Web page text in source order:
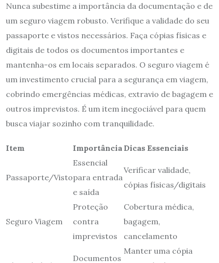
Nunca subestime a importância da documentação e de
um seguro viagem robusto. Verifique a validade do seu
passaporte e vistos necessários. Faça cópias físicas e
digitais de todos os documentos importantes e
mantenha-os em locais separados. O seguro viagem é
um investimento crucial para a segurança em viagem,
cobrindo emergências médicas, extravio de bagagem e
outros imprevistos. É um item inegociável para quem
busca viajar sozinho com tranquilidade.
Item Importância Dicas Essenciais
Passaporte/Visto
Essencial
para entrada
e saída
Verificar validade,
cópias físicas/digitais
Seguro Viagem
Proteção
contra
imprevistos
Cobertura médica,
bagagem,
cancelamento
Documentos
Manter uma cópia